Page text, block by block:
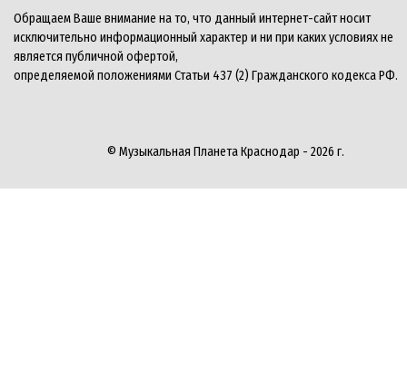
Обращаем Ваше внимание на то, что данный интернет-сайт носит
исключительно информационный характер и ни при каких условиях не
является публичной офертой,
определяемой положениями Статьи 437 (2) Гражданского кодекса РФ.
© Музыкальная Планета Краснодар - 2026 г.